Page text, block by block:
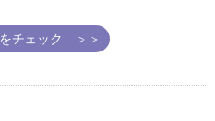
チェック ＞＞